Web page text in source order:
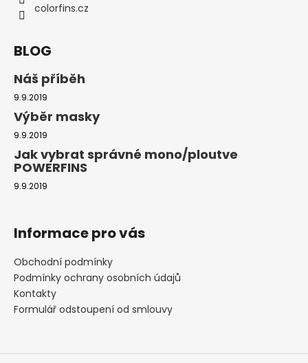
colorfins.cz
BLOG
Náš příběh
9.9.2019
Výběr masky
9.9.2019
Jak vybrat správné mono/ploutve
POWERFINS
9.9.2019
Informace pro vás
Obchodní podmínky
Podmínky ochrany osobních údajů
Kontakty
Formulář odstoupení od smlouvy